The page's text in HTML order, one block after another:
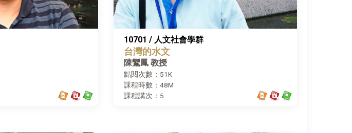
10701 / 人文社會學群
台灣的水文
陳鸞鳳 教授
點閱次數：51K
課程時數：48M
課程講次：5